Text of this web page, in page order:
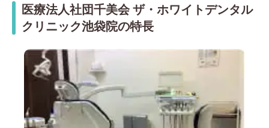
医療法人社団千美会 ザ・ホワイトデンタル
クリニック池袋院の特長